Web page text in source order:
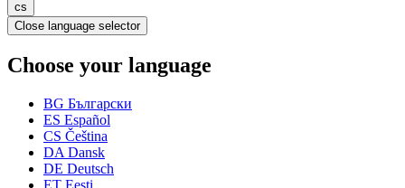
cs
Close language selector
Choose your language
BG Български
ES Español
CS Čeština
DA Dansk
DE Deutsch
ET Eesti